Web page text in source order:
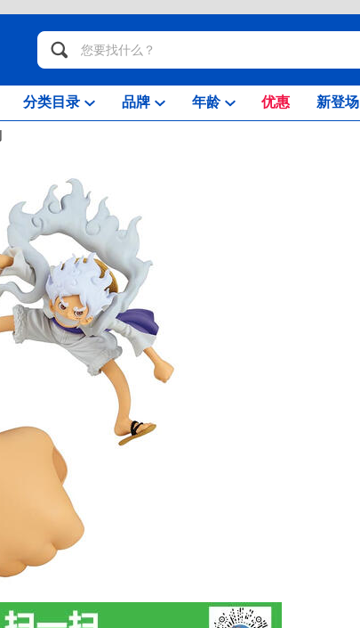
分类目录 品牌 年龄 优惠 新登场